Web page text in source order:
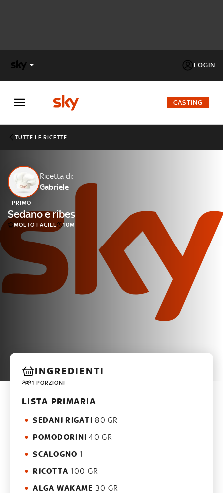
LOGIN
FACTOR
Cos’altro vedere:
PROGRAMMI SKY
Un mondo di offerte:
SKY.IT
NOW
CASTING
TUTTE LE RICETTE
Ricetta di:
Gabriele
PRIMO
Sedano e ribes
MOLTO FACILE 10M
INGREDIENTI
1 PORZIONI
LISTA PRIMARIA
SEDANI RIGATI 80 GR
POMODORINI 40 GR
SCALOGNO 1
RICOTTA 100 GR
ALGA WAKAME 30 GR